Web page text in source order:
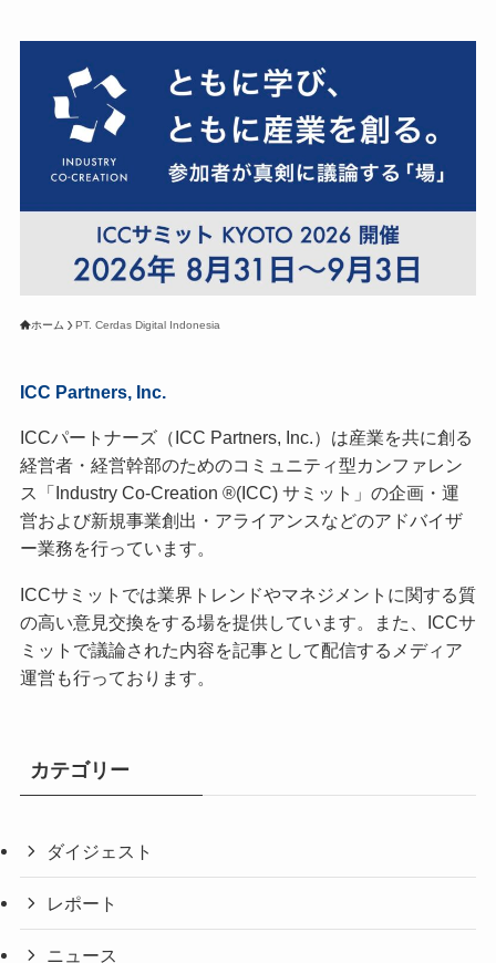
ホーム PT. Cerdas Digital Indonesia
ICC Partners, Inc.
ICCパートナーズ（ICC Partners, Inc.）は産業を共に創る
経営者・経営幹部のためのコミュニティ型カンファレン
ス「Industry Co-Creation ®(ICC) サミット」の企画・運
営および新規事業創出・アライアンスなどのアドバイザ
ー業務を行っています。
ICCサミットでは業界トレンドやマネジメントに関する質
の高い意見交換をする場を提供しています。また、ICCサ
ミットで議論された内容を記事として配信するメディア
運営も行っております。
カテゴリー
ダイジェスト
レポート
ニュース